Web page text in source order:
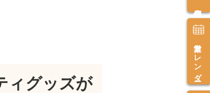
営業カレンダー
ィグッズが